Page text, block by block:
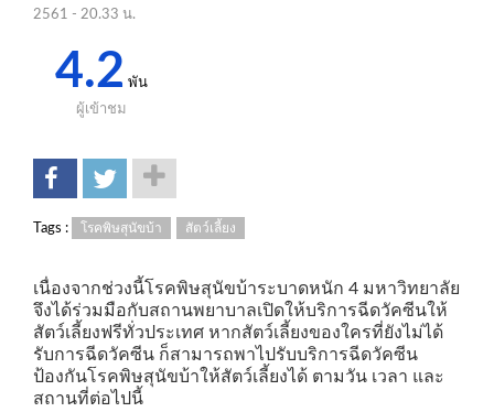
2561 - 20.33 น.
4.2 พัน
ผู้เข้าชม
Tags : โรคพิษสุนัขบ้า สัตว์เลี้ยง
เนื่องจากช่วงนี้โรคพิษสุนัขบ้าระบาดหนัก 4 มหาวิทยาลัย
จึงได้ร่วมมือกับสถานพยาบาลเปิดให้บริการฉีดวัคซีนให้
สัตว์เลี้ยงฟรีทั่วประเทศ หากสัตว์เลี้ยงของใครที่ยังไม่ได้
รับการฉีดวัคซีน ก็สามารถพาไปรับบริการฉีดวัคซีน
ป้องกันโรคพิษสุนัขบ้าให้สัตว์เลี้ยงได้ ตามวัน เวลา และ
สถานที่ต่อไปนี้